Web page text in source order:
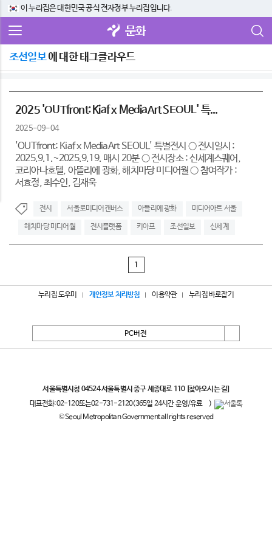
이 누리집은 대한민국 공식 전자정부 누리집입니다.
문화
조선일보에 대한 태그클라우드
2025 'OUTfront: Kiaf x MediaArt SEOUL' 특...
2025-09-04
'OUTfront: Kiaf x MediaArt SEOUL' 특별전시 ○ 전시일시 :
2025.9.1.~2025.9.19. 매시 20분 ○ 전시장소 : 신세계스퀘어,
코리아나호텔, 아뜰리에 광화, 해치마당 미디어월 ○ 참여작가 :
서효정, 최수인, 김재욱
전시 서울로미디어캔버스 아뜰리에 광화 미디어아트 서울
해치마당 미디어월 전시플랫폼 키아프 조선일보 신세계
1
누리집 도우미 개인정보 처리방침 이용약관 누리집 바로잡기
PC버전
서울특별시청 04524 서울특별시 중구 세종대로 110 [찾아오시는 길]
대표전화:02-120또는02-731-2120(365일 24시간 운영/유료
)
© Seoul Metropolitan Government all rights reserved